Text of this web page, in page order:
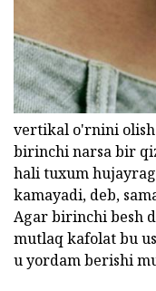
vertikal o'rnini
birinchi narsa bir
hali tuxum
kamayadi, deb,
Agar birinchi besh
mutlaq kafolat bu
u yordam berishi